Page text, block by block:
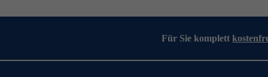
Für Sie komplett